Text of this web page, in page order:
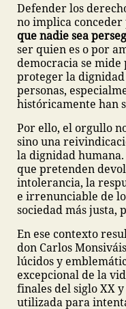
Defender los
no implica
que nadie sea
ser quien es o por
democracia se
proteger la
personas,
históricamente han
Por ello, el orgullo
sino una
la dignidad
que pretenden
intolerancia, la
e irrenunciable de
sociedad más justa,
En ese contexto
don Carlos
lúcidos y
excepcional de la
finales del siglo XX
utilizada para